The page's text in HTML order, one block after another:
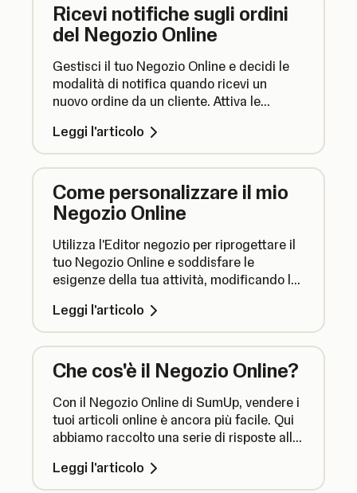
Ricevi notifiche sugli ordini
del Negozio Online
Gestisci il tuo Negozio Online e decidi le
modalità di notifica quando ricevi un
nuovo ordine da un cliente. Attiva le
riceverle.
Leggi l'articolo
Come personalizzare il mio
Negozio Online
Utilizza l'Editor negozio per riprogettare il
tuo Negozio Online e soddisfare le
esigenze della tua attività, modificando la
rispecchino il tuo marchio e per
ottimizzare il posizionamento SEO.
Leggi l'articolo
Che cos'è il Negozio Online?
Con il Negozio Online di SumUp, vendere i
tuoi articoli online è ancora più facile. Qui
abbiamo raccolto una serie di risposte alle
modalità di utilizzo del tuo Negozio Online.
Leggi l'articolo